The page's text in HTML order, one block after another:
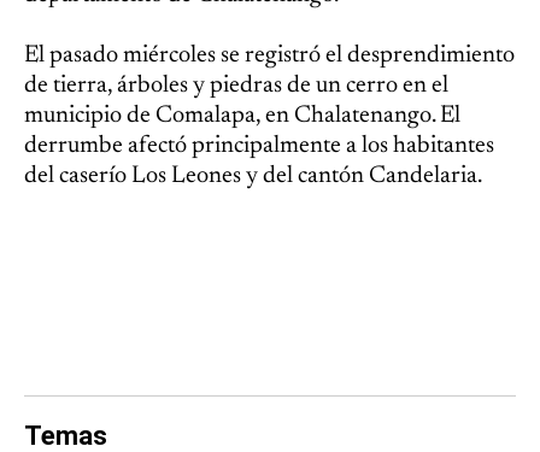
El pasado miércoles se registró el desprendimiento
de tierra, árboles y piedras de un cerro en el
municipio de Comalapa, en Chalatenango. El
derrumbe afectó principalmente a los habitantes
del caserío Los Leones y del cantón Candelaria.
Temas